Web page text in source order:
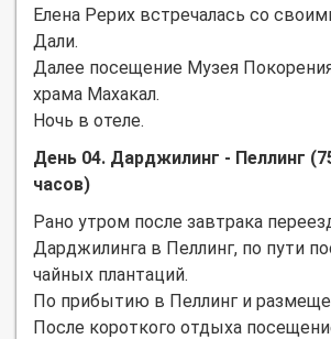
Елена Рерих встречалась со
Дали.
Далее посещение Музея
храма Махакал.
Ночь в отеле.
День 04. Дарджилинг - Пеллинг
часов)
Рано утром после завтрака
Дарджилинга в Пеллинг, по пути
чайных плантаций.
По прибытию в Пеллинг и
После короткого отдыха